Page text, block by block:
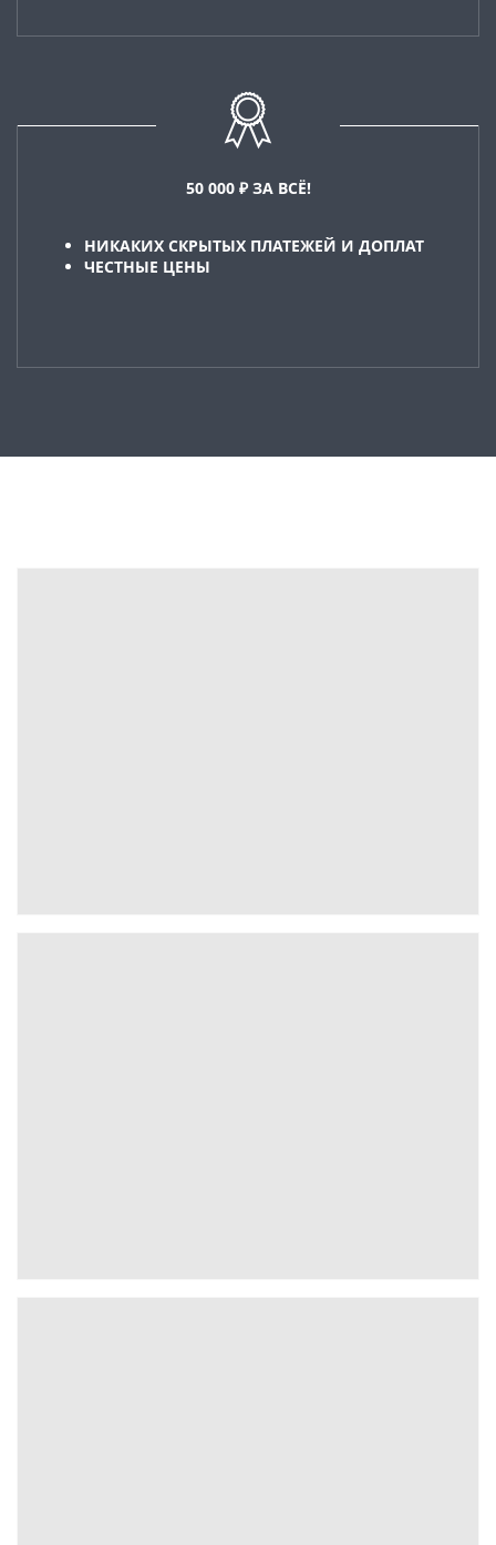
50 000 ₽ ЗА ВСЁ!
НИКАКИХ СКРЫТЫХ ПЛАТЕЖЕЙ И ДОПЛАТ
ЧЕСТНЫЕ ЦЕНЫ